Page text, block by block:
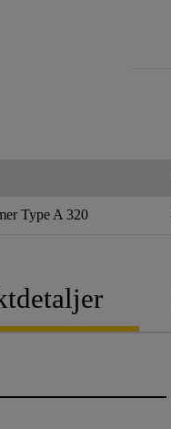
Type A 320